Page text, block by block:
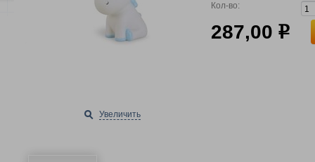
Увеличить
Кол-во:
287,00 р